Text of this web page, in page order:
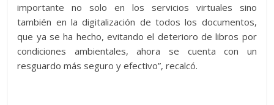
importante no solo en los servicios virtuales sino
también en la digitalización de todos los documentos,
que ya se ha hecho, evitando el deterioro de libros por
condiciones ambientales, ahora se cuenta con un
resguardo más seguro y efectivo”, recalcó.